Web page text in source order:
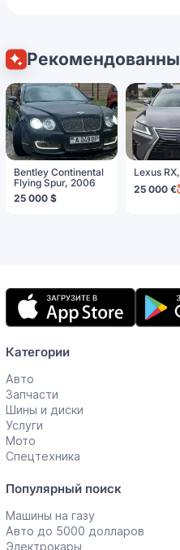
Bentley Continental
Flying Spur, 2006
25 000 $
Lexus
25 000 €
Мобильное
приложение
Категории
Авто
Запчасти
Шины и диски
Услуги
Мото
Спецтехника
Популярный поиск
Машины на газу
Авто до 5000 долларов
Электрокары